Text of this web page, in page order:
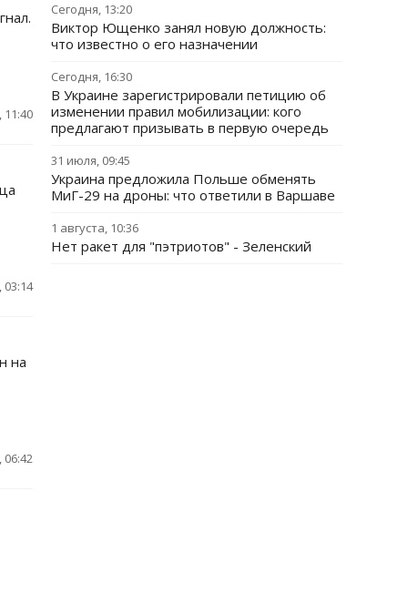
11:40
03:14
на
06:42
Сегодня, 13:20
Виктор Ющенко занял новую должность:
что известно о его назначении
Сегодня, 16:30
В Украине зарегистрировали петицию об
изменении правил мобилизации: кого
предлагают призывать в первую очередь
31 июля, 09:45
Украина предложила Польше обменять
МиГ-29 на дроны: что ответили в Варшаве
1 августа, 10:36
Нет ракет для "пэтриотов" - Зеленский